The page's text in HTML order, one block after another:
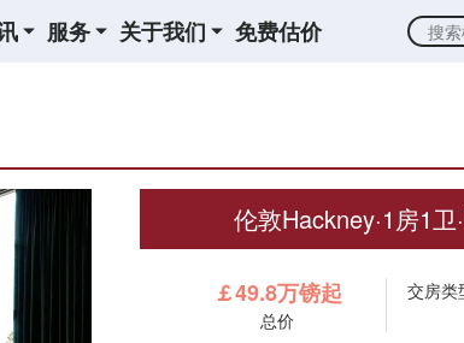
服务 关于我们 免费估价
伦敦Hackney·1房1
￡49.8万镑起
总价
交房类